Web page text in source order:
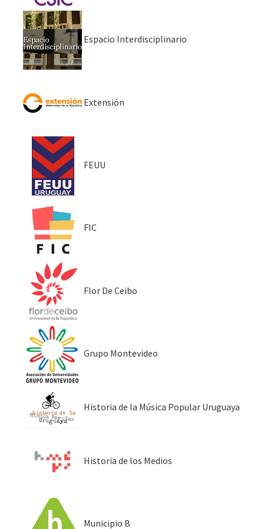
Espacio Interdisciplinario
Extensión
FEUU
FIC
Flor De Ceibo
Grupo Montevideo
Historia de la Música Popular Uruguaya
Historia de los Medios
Municipio B